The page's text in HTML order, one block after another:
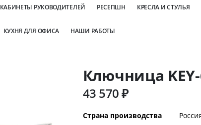
КАБИНЕТЫ РУКОВОДИТЕЛЕЙ РЕСЕПШН КРЕСЛА И СТУЛЬЯ
КУХНЯ ДЛЯ ОФИСА НАШИ РАБОТЫ
Ключница KEY-
43 570 ₽
Дополнительная
информация
Страна производства